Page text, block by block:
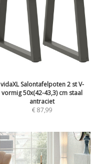
vidaXL Salontafelpoten 2 st V-
vormig 50x(42-43,3) cm staal
antraciet
€87,99